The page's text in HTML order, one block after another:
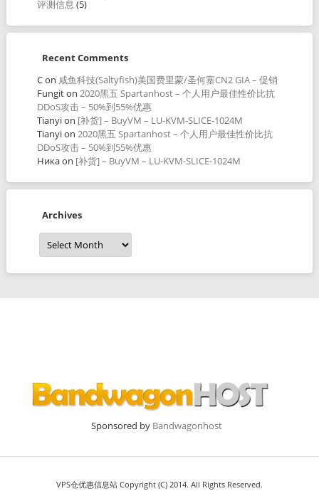
评测信息 (5)
Recent Comments
Con 咸鱼科技(Saltyfish)美国费里蒙/圣何塞CN2 GIA – 促销
Fungiton 2020黑五 Spartanhost – 个人用户最佳性价比抗
DDoS攻击 – 50%到55%优惠
Tianyion [补货] – BuyVM – LU-KVM-SLICE-1024M
Tianyion 2020黑五 Spartanhost – 个人用户最佳性价比抗
DDoS攻击 – 50%到55%优惠
Никаon [补货] – BuyVM – LU-KVM-SLICE-1024M
Archives
Archives
Sponsored by Bandwagonhost
VPS仓优惠信息站 Copyright (C) 2014. All Rights Reserved.